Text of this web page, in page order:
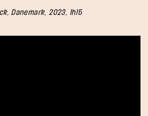
Danemark, 2023, 1h15